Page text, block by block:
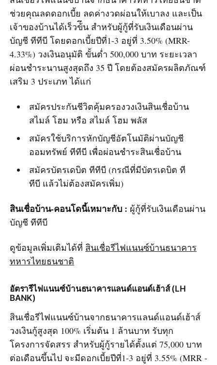
ช่วยคุณลดดอกเบี้ย ลดค่างวดผ่อนให้เบาลง และเป็น
เจ้าของบ้านได้เร็วข้ึน สำหรับผู้กู้ที่รับเงินเดือนผ่าน
บัญชี ทีทีบี โดยดอกเบี้ยปีที่1-3 อยู่ที่ 3.50% (MRR-
4.33%) วงเงินอนุมัติ ขั้นต่ำ 500,000 บาท ระยะเวลา
ผ่อนชำระนานสูงสุดถึง 35 ปี โดยต้องสมัครผลิตภัณฑ์
เสริม 3 ประเภท ได้แก่
สมัครประกันชีวิตคุ้มครองวงเงินสินเชื่อบ้าน
สไมล์ โฮม หรือ สไมล์ โฮม พลัส
สมัครใช้บริการหักบัญชีอัตโนมัติผ่านบัญชี
ออมทรัพย์ ทีทีบี เพื่อผ่อนชำระสินเชื่อบ้าน
สมัครบัตรเดบิต ทีทีบี (กรณีที่มีบัตรเดบิต ที
ทีบี แล้วไม่ต้องสมัครเพิ่ม)
สินเชื่อบ้าน-คอนโดนี้เหมาะกับ : ผู้กู้ที่รับเงินเดือนผ่าน
บัญชี ทีทีบี
ดูข้อมูลเพิ่มเติมได้ที่ สินเชื่อรีไฟแนนซ์บ้านธนาคาร
ทหารไทยธนชาติ
อัตรารีไฟแนนซ์บ้านธนาคารแลนด์แอนด์เฮ้าส์ (LH
BANK)
สินเชื่อรีไฟแนนซ์บ้านจากธนาคารแลนด์แอนด์เฮ้าส์
วงเงินกู้สูงสุด 100% เริ่มต้น 1 ล้านบาท รับทุก
โครงการจัดสรร สำหรับผู้กู้รายได้ตั้งแต่ 75,000 บาท
ต่อเดือนขึ้นไป จะมีดอกเบี้ยปีที่1-3 อยู่ที่ 3.55% (MRR -